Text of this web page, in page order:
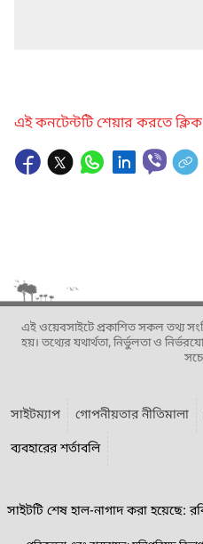
এই কনটেন্টটি শেয়ার করতে
এই ওয়েবসাইটে প্রকাশিত সকল তথ্য
হয়। তথ্যের যথার্থতা, নির্ভুলতা ও
সাইটম্যাপ গোপনীয়তার নীতিমালা
ব্যবহারের শর্তাবলি
সাইটটি শেষ হাল-নাগাদ করা